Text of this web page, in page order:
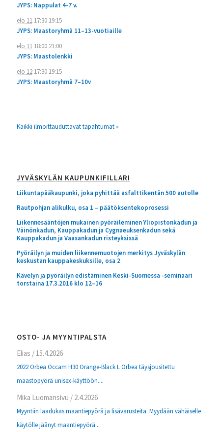
JYPS: Nappulat 4-7 v.
elo 1117:30 19:15
JYPS: Maastoryhmä 11–13-vuotiaille
elo 1118:00 21:00
JYPS: Maastolenkki
elo 1217:30 19:15
JYPS: Maastoryhmä 7–10v
Kaikki ilmoittauduttavat tapahtumat »
JYVÄSKYLÄN KAUPUNKIFILLARI
Liikuntapääkaupunki, joka pyhittää asfalttikentän 500 autolle
Rautpohjan alikulku, osa 1 – päätöksentekoprosessi
Liikennesääntöjen mukainen pyöräileminen Yliopistonkadun ja
Väinönkadun, Kauppakadun ja Cygnaeuksenkadun sekä
Kauppakadun ja Vaasankadun risteyksissä
Pyöräilyn ja muiden liikennemuotojen merkitys Jyväskylän
keskustan kauppakeskuksille, osa 2
Kävelyn ja pyöräilyn edistäminen Keski-Suomessa -seminaari
torstaina 17.3.2016 klo 12–16
OSTO- JA MYYNTIPALSTA
Elias / 15.4.2026
2022 Orbea Occam H30 Orange-Black L Orbea täysjousitettu
maastopyörä unisex-käyttöön....
Mika Luomansivu / 2.4.2026
Myyntiin laadukas maantiepyörä ja lisävarusteita. Myydään vähäiselle
käytölle jäänyt maantiepyörä...